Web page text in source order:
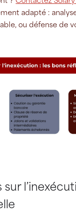
adapté :
ou défense de
sur